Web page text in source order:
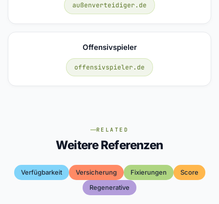
außenverteidiger.de
Offensivspieler
offensivspieler.de
RELATED
Weitere Referenzen
Verfügbarkeit Versicherung Fixierungen
Score
Regenerative